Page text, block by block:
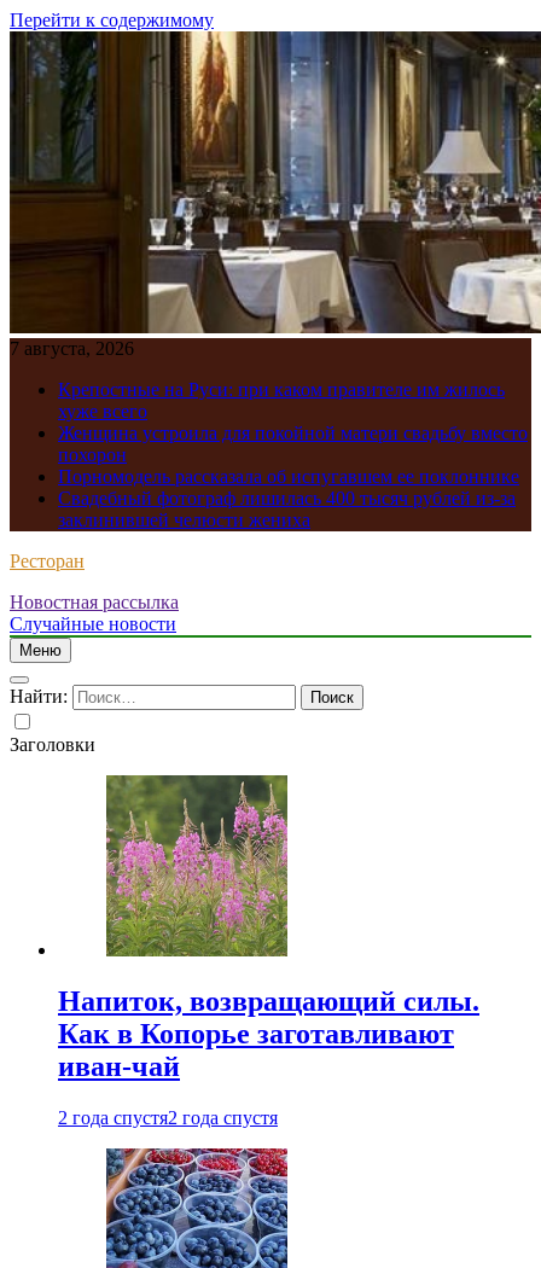
Перейти к содержимому
7 августа, 2026
Крепостные на Руси: при каком правителе им жилось
хуже всего
Женщина устроила для покойной матери свадьбу вместо
похорон
Порномодель рассказала об испугавшем ее поклоннике
Свадебный фотограф лишилась 400 тысяч рублей из-за
заклинившей челюсти жениха
Ресторан
Новостная рассылка
Случайные новости
Меню
Найти:
Заголовки
Напиток, возвращающий силы.
Как в Копорье заготавливают
иван-чай
2 года спустя2 года спустя